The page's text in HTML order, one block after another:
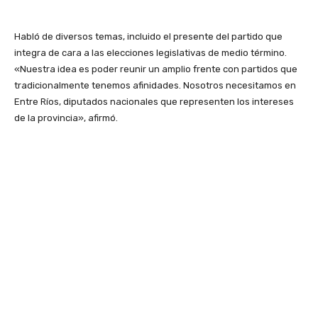
Habló de diversos temas, incluido el presente del partido que
integra de cara a las elecciones legislativas de medio término.
«Nuestra idea es poder reunir un amplio frente con partidos que
tradicionalmente tenemos afinidades. Nosotros necesitamos en
Entre Ríos, diputados nacionales que representen los intereses
de la provincia», afirmó.